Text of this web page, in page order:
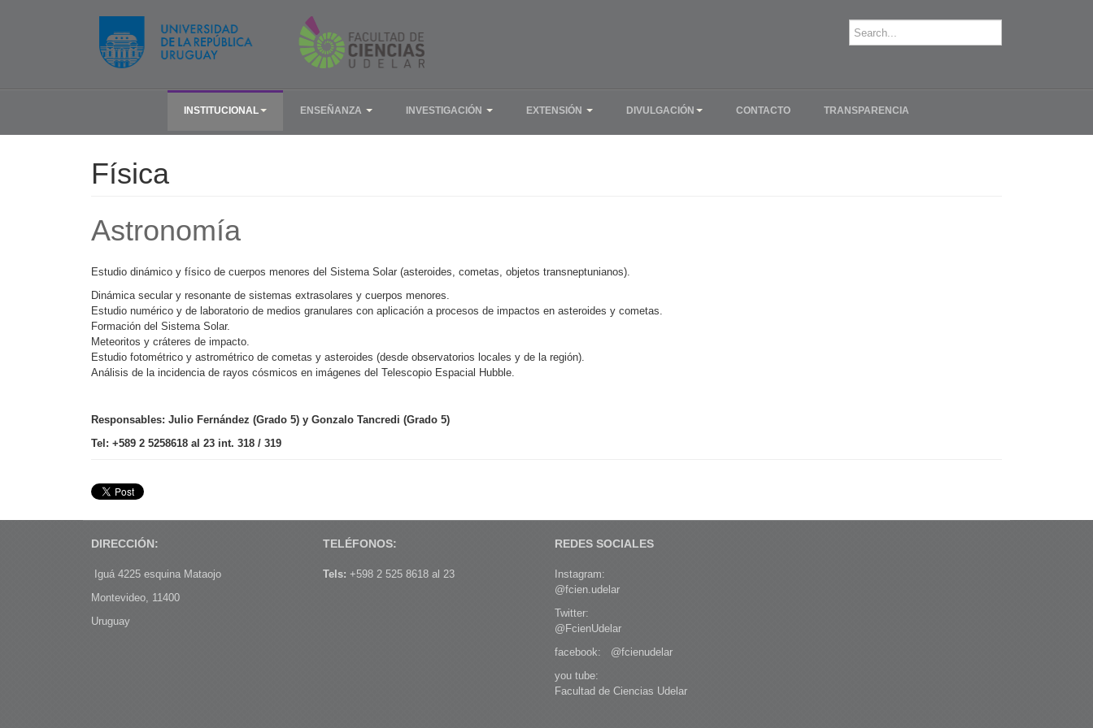
INSTITUCIONAL ENSEÑANZA INVESTIGACIÓN EXTENSIÓN DIVULGACIÓN CONTACTO TRANSPARENCIA
Física
Astronomía
Estudio dinámico y físico de cuerpos menores del Sistema Solar (asteroides, cometas, objetos transneptunianos).
Dinámica secular y resonante de sistemas extrasolares y cuerpos menores.
Estudio numérico y de laboratorio de medios granulares con aplicación a procesos de impactos en asteroides y cometas.
Formación del Sistema Solar.
Meteoritos y cráteres de impacto.
Estudio fotométrico y astrométrico de cometas y asteroides (desde observatorios locales y de la región).
Análisis de la incidencia de rayos cósmicos en imágenes del Telescopio Espacial Hubble.
Responsables: Julio Fernández (Grado 5) y Gonzalo Tancredi (Grado 5)
Tel: +589 2 5258618 al 23 int. 318 / 319
DIRECCIÓN:
Iguá 4225 esquina Mataojo
Montevideo, 11400
Uruguay
TELÉFONOS:
Tels: +598 2 525 8618 al 23
REDES SOCIALES
Instagram:
@fcien.udelar
Twitter:
@FcienUdelar
facebook: @fcienudelar
you tube:
Facultad de Ciencias Udelar